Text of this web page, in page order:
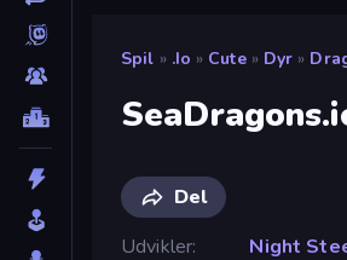
Spil » .io » Cute » Dyr »
Del
Udvikler
Night